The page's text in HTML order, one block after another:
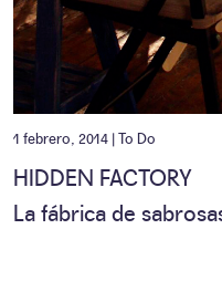
1 febrero, 2014 |To Do
HIDDEN FACTORY
La fábrica de